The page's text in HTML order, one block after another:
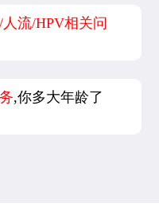
/人流/HPV相关问
,你多大年龄了